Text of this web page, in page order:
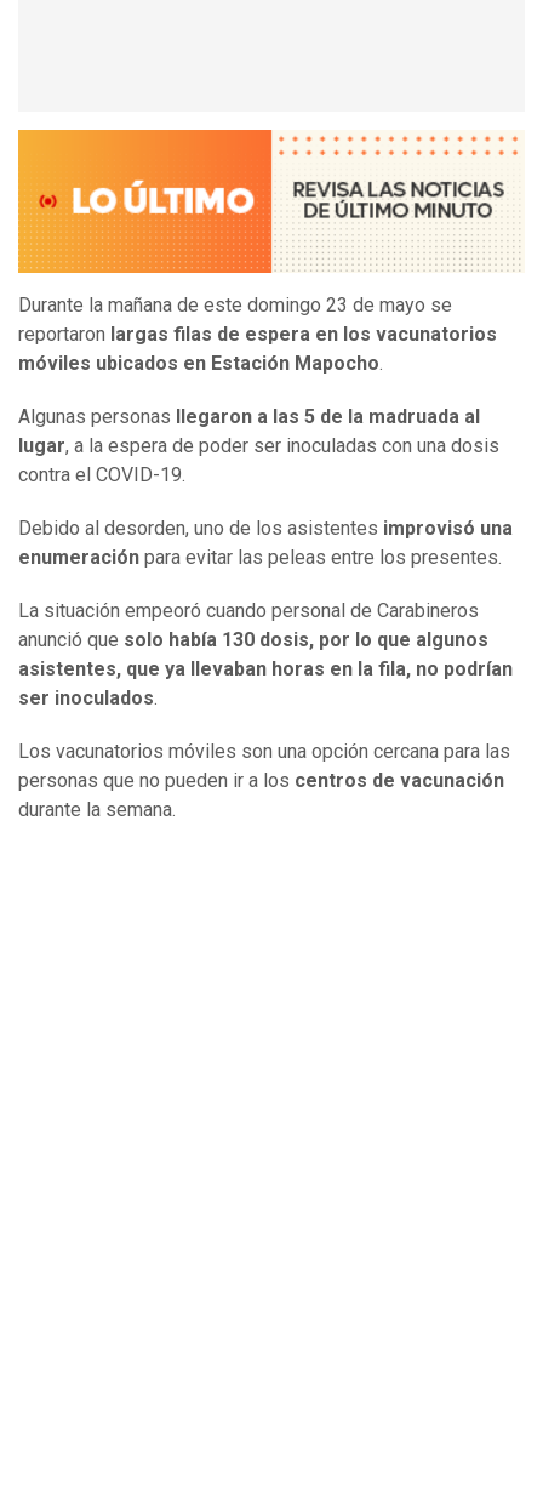
Durante la mañana de este domingo 23 de mayo se
reportaron largas filas de espera en los vacunatorios
móviles ubicados en Estación Mapocho.
Algunas personas llegaron a las 5 de la madruada al
lugar, a la espera de poder ser inoculadas con una dosis
contra el COVID-19.
Debido al desorden, uno de los asistentes improvisó una
enumeración para evitar las peleas entre los presentes.
La situación empeoró cuando personal de Carabineros
anunció que solo había 130 dosis, por lo que algunos
asistentes, que ya llevaban horas en la fila, no podrían
ser inoculados.
Los vacunatorios móviles son una opción cercana para las
personas que no pueden ir a los centros de vacunación
durante la semana.